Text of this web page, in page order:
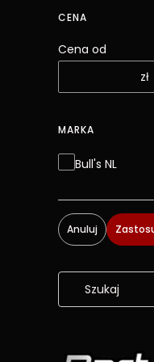
CENA
Cena od
zł
MARKA
Marka
Bull's NL
Anuluj